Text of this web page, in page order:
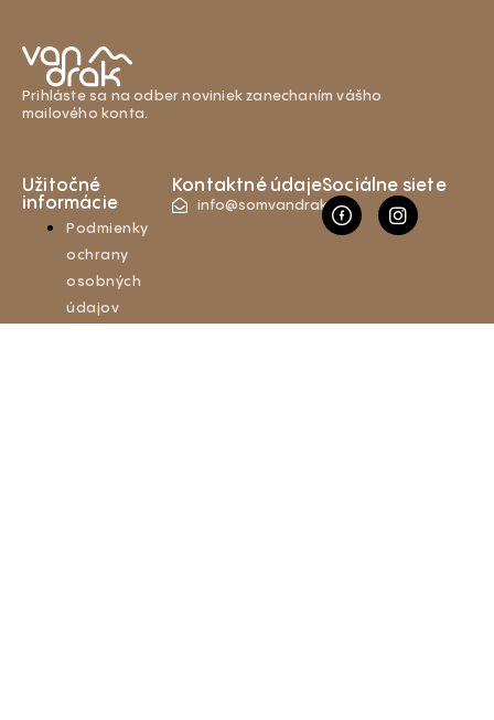
Prihláste sa na odber noviniek zanechaním vášho
mailového konta.
Užitočné
informácie
Podmienky
ochrany
osobných
údajov
Kontaktné údaje
info@somvandrak.sk
Sociálne siete